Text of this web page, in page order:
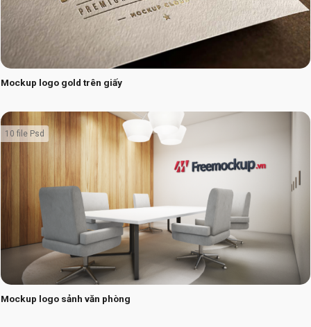
Mockup logo gold trên giấy
Mockup logo sảnh văn phòng
10 file Psd